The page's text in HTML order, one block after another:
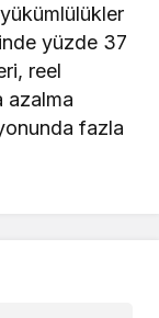
yüzde 37
reel
azalma
fazla